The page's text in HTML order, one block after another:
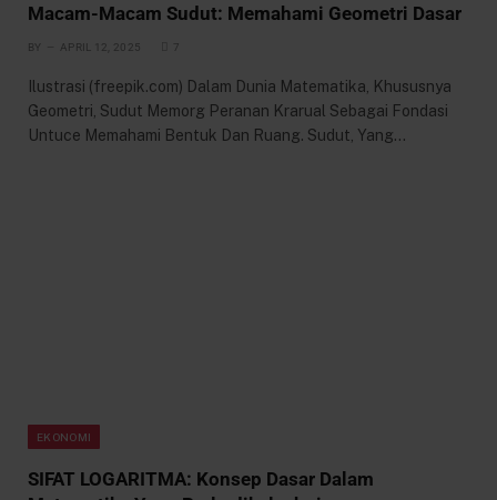
Macam-Macam Sudut: Memahami Geometri Dasar
BY APRIL 12, 2025 7
Ilustrasi (freepik.com) Dalam Dunia Matematika, Khususnya
Geometri, Sudut Memorg Peranan Krarual Sebagai Fondasi
Untuce Memahami Bentuk Dan Ruang. Sudut, Yang…
EKONOMI
SIFAT LOGARITMA: Konsep Dasar Dalam